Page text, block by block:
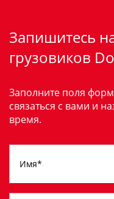
Запишитесь
грузовиков
Заполните поля
связаться с вами и
время.